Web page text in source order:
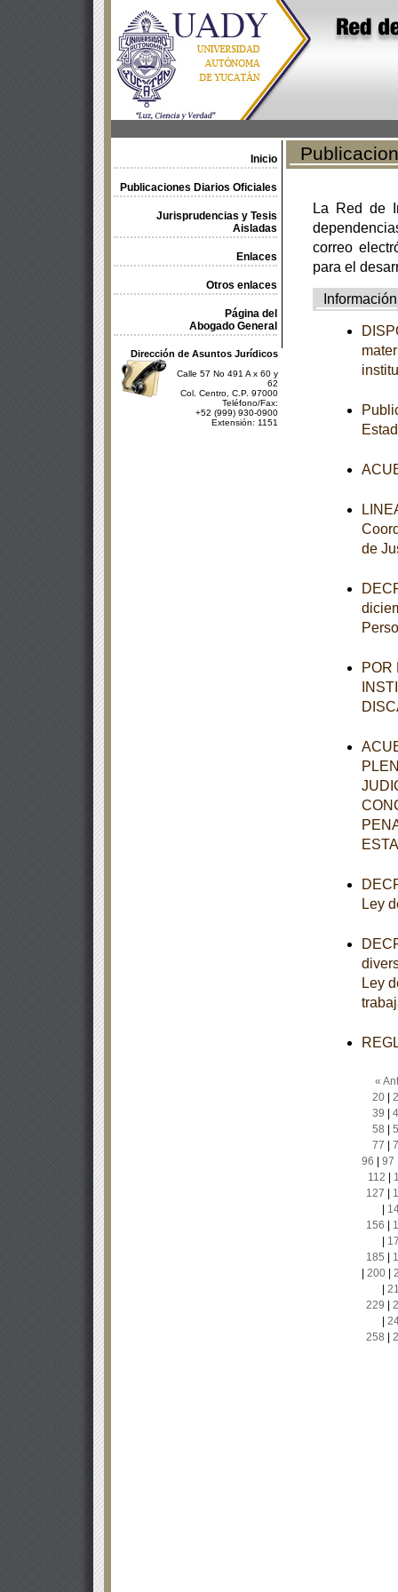
Inicio
Publicaciones Diarios Oficiales
Jurisprudencias y Tesis
Aisladas
Enlaces
Otros enlaces
Página del
Abogado General
Dirección de Asuntos Jurídicos
Calle 57 No 491 A x 60 y
62
Col. Centro, C.P. 97000
Teléfono/Fax:
+52 (999) 930-0900
Extensión: 1151
La Red de
correo
para el
Información
de
POR
Ley
Ley
«
20|
39
58
77
96
97
112
127
156
185
200|
229
258